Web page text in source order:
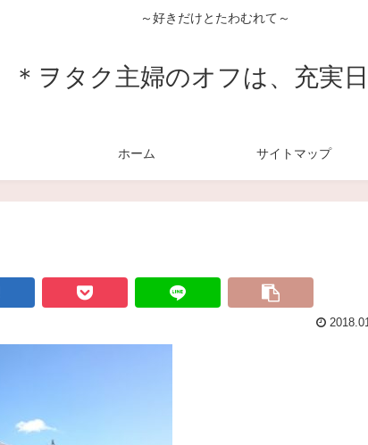
～好きだけとたわむれて～
＊ヲタク主婦のオフは、充実
ホーム サイトマップ